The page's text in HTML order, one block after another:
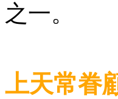
之一。
上天常眷